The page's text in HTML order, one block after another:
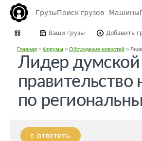
ГрузыПоиск грузов Машины
Ваши грузы Добавить
Главная> Форумы> Обсуждение новостей>
Лидер
по
ОТВЕТИТЬ